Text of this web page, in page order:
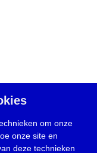
om onze
onze site en
deze technieken